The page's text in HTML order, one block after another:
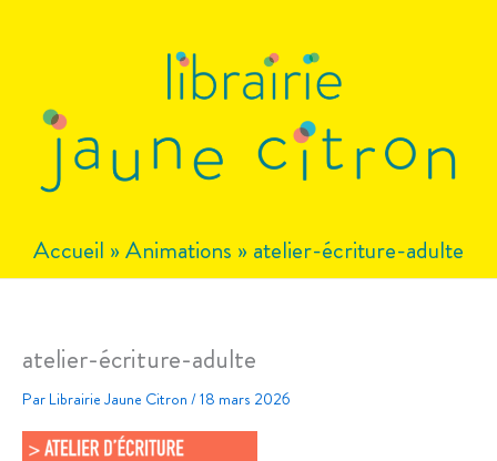
Accueil »Animations » atelier-écriture-adulte
atelier-écriture-adulte
ParLibrairie Jaune Citron/18 mars 2026